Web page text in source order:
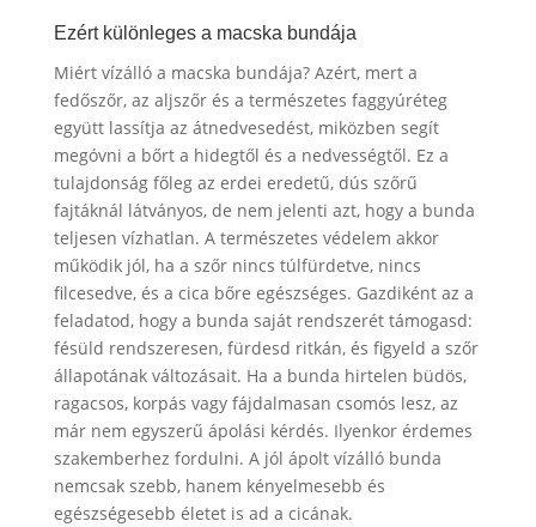
Ezért különleges a macska bundája
Miért vízálló a macska bundája? Azért, mert a
fedőszőr, az aljszőr és a természetes faggyúréteg
együtt lassítja az átnedvesedést, miközben segít
megóvni a bőrt a hidegtől és a nedvességtől. Ez a
tulajdonság főleg az erdei eredetű, dús szőrű
fajtáknál látványos, de nem jelenti azt, hogy a bunda
teljesen vízhatlan. A természetes védelem akkor
működik jól, ha a szőr nincs túlfürdetve, nincs
filcesedve, és a cica bőre egészséges. Gazdiként az a
feladatod, hogy a bunda saját rendszerét támogasd:
fésüld rendszeresen, fürdesd ritkán, és figyeld a szőr
állapotának változásait. Ha a bunda hirtelen büdös,
ragacsos, korpás vagy fájdalmasan csomós lesz, az
már nem egyszerű ápolási kérdés. Ilyenkor érdemes
szakemberhez fordulni. A jól ápolt vízálló bunda
nemcsak szebb, hanem kényelmesebb és
egészségesebb életet is ad a cicának.